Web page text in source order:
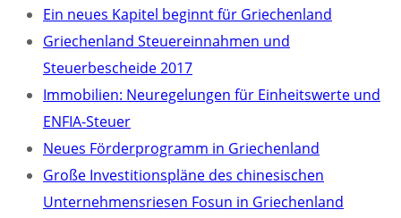
Ein neues Kapitel beginnt für Griechenland
Griechenland Steuereinnahmen und
Steuerbescheide 2017
Immobilien: Neuregelungen für Einheitswerte und
ENFIA-Steuer
Neues Förderprogramm in Griechenland
Große Investitionspläne des chinesischen
Unternehmensriesen Fosun in Griechenland